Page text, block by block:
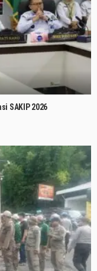
SAKIP 2026